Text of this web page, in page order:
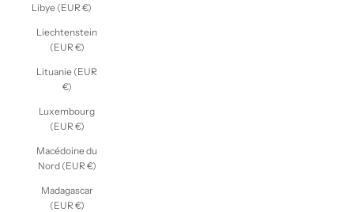
Libye (EUR €)
Liechtenstein
(EUR €)
Lituanie (EUR
€)
Luxembourg
(EUR €)
Macédoine du
Nord (EUR €)
Madagascar
(EUR €)